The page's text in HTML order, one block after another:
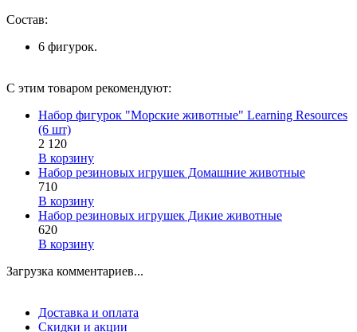
Состав:
6 фигурок.
С этим товаром рекомендуют:
Набор фигурок "Морские животные" Learning Resources
(6 шт)
2 120
В корзину
Набор резиновых игрушек Домашние животные
710
В корзину
Набор резиновых игрушек Дикие животные
620
В корзину
Загрузка комментариев...
Доставка и оплата
Скидки и акции